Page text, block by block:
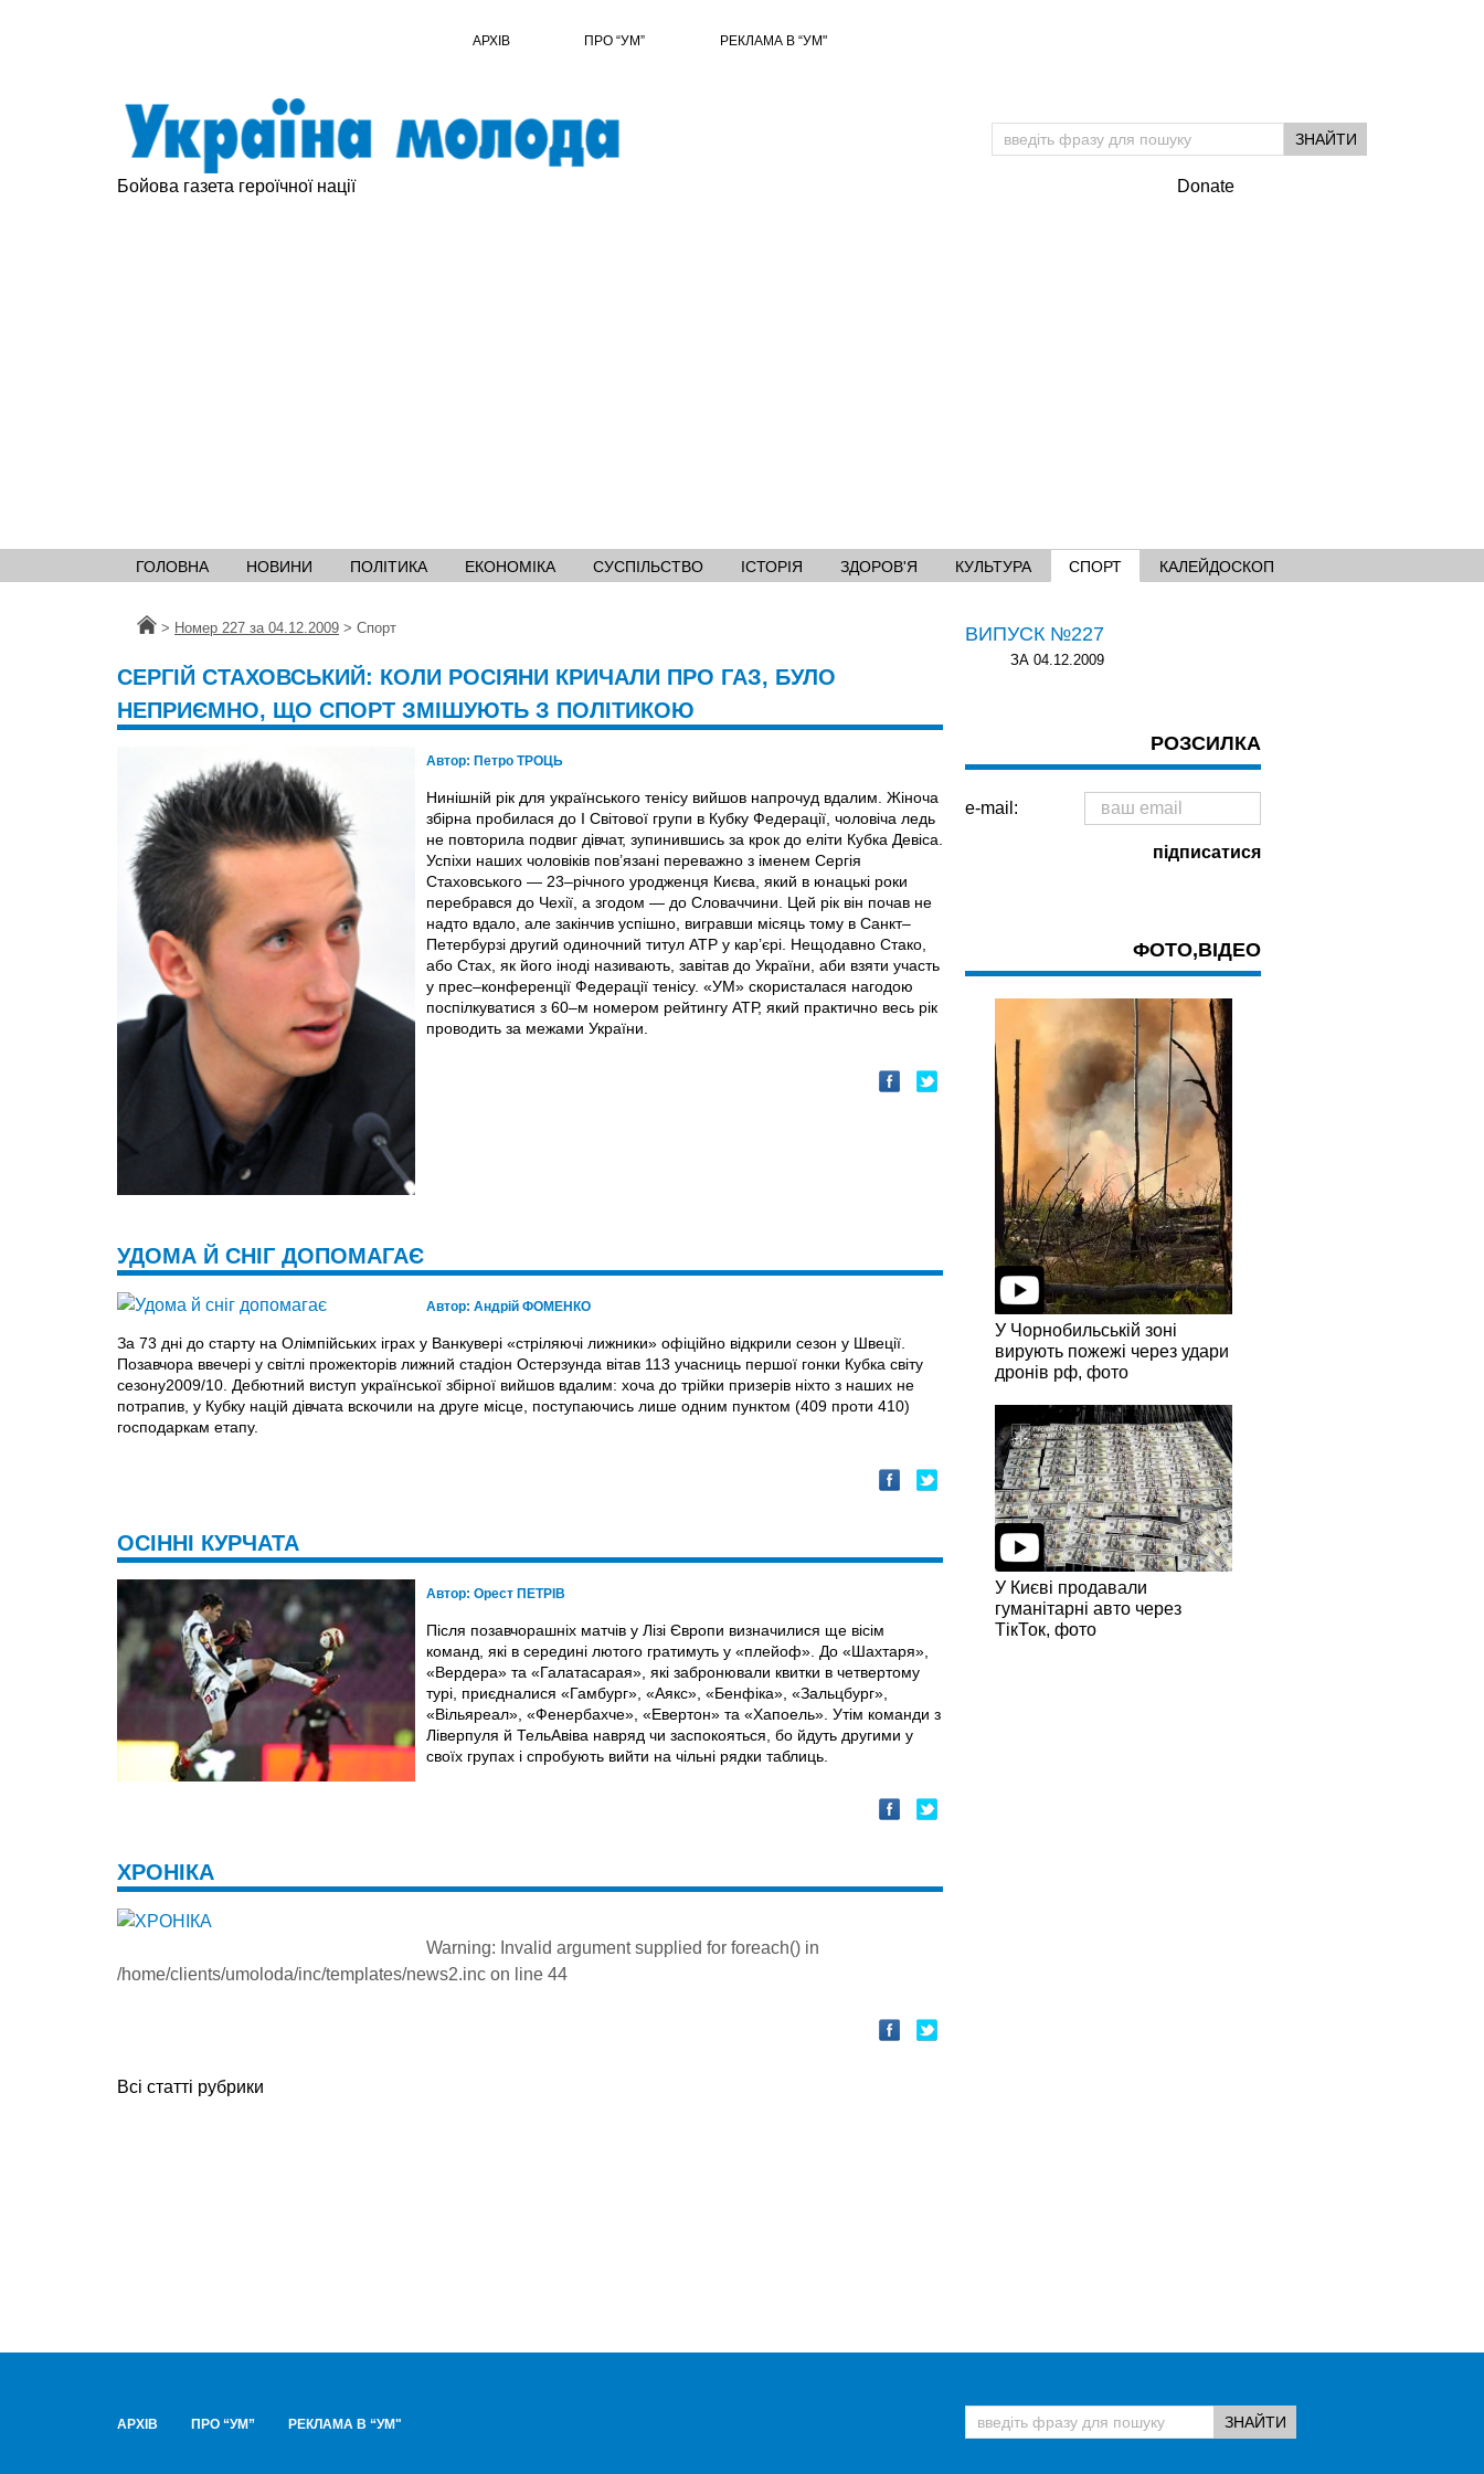
АРХІВ ПРО “УМ” РЕКЛАМА В “УМ"
Бойова газета героїчної нації Donate
ГОЛОВНА НОВИНИ ПОЛІТИКА ЕКОНОМІКА СУСПІЛЬСТВО ІСТОРІЯ ЗДОРОВ'Я КУЛЬТУРА СПОРТ КАЛЕЙДОСКОП
Головна
> Номер 227 за 04.12.2009 > Спорт
СЕРГІЙ СТАХОВСЬКИЙ: КОЛИ РОСІЯНИ КРИЧАЛИ ПРО ГАЗ, БУЛО
НЕПРИЄМНО, ЩО СПОРТ ЗМІШУЮТЬ З ПОЛІТИКОЮ
Автор: Петро ТРОЦЬ
Нинішній рік для українського тенісу вийшов напрочуд вдалим. Жіноча
збірна пробилася до І Світової групи в Кубку Федерації, чоловіча ледь
не повторила подвиг дівчат, зупинившись за крок до еліти Кубка Девіса.
Успіхи наших чоловіків пов’язані переважно з іменем Сергія
Стаховського — 23–річного уродженця Києва, який в юнацькі роки
перебрався до Чехії, а згодом — до Словаччини. Цей рік він почав не
надто вдало, але закінчив успішно, вигравши місяць тому в Санкт–
Петербурзі другий одиночний титул АТР у кар’єрі. Нещодавно Стако,
або Стах, як його іноді називають, завітав до України, аби взяти участь
у прес–конференції Федерації тенісу. «УМ» скористалася нагодою
поспілкуватися з 60–м номером рейтингу АТР, який практично весь рік
проводить за межами України.
УДОМА Й СНІГ ДОПОМАГАЄ
Автор: Андрій ФОМЕНКО
За 73 дні до старту на Олімпійських іграх у Ванкувері «стріляючі лижники» офіційно відкрили сезон у Швеції.
Позавчора ввечері у світлі прожекторів лижний стадіон Остерзунда вітав 113 учасниць першої гонки Кубка світу
сезону2009/10. Дебютний виступ української збірної вийшов вдалим: хоча до трійки призерів ніхто з наших не
потрапив, у Кубку націй дівчата вскочили на друге місце, поступаючись лише одним пунктом (409 проти 410)
господаркам етапу.
ОСІННІ КУРЧАТА
Автор: Орест ПЕТРІВ
Після позавчорашніх матчів у Лізі Європи визначилися ще вісім
команд, які в середині лютого гратимуть у «плейоф». До «Шахтаря»,
«Вердера» та «Галатасарая», які забронювали квитки в четвертому
турі, приєдналися «Гамбург», «Аякс», «Бенфіка», «Зальцбург»,
«Вільяреал», «Фенербахче», «Евертон» та «Хапоель». Утім команди з
Ліверпуля й Тель­Авіва навряд чи заспокояться, бо йдуть другими у
своїх групах і спробують вийти на чільні рядки таблиць.
ХРОНІКА
Warning: Invalid argument supplied for foreach() in
/home/clients/umoloda/inc/templates/news2.inc on line 44
Всі статті рубрики
ВИПУСК №227
ЗА 04.12.2009
РОЗСИЛКА
e-mail:
ФОТО,ВІДЕО
У Чорнобильській зоні
вирують пожежі через удари
дронів рф, фото
У Києві продавали
гуманітарні авто через
ТікТок, фото
АРХІВ ПРО “УМ” РЕКЛАМА В “УМ"